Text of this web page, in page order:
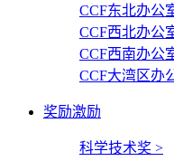
CCF东北办公
CCF西北办公
CCF西南办公
CCF大湾区办
奖励激励
科学技术奖 >